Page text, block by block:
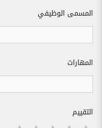
المسمى الوظيفي
المهارات
التقييم